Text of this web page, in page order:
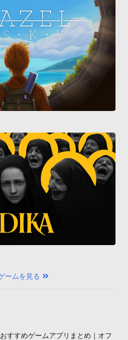
ームを見る
すすめゲームアプリまとめ｜オフ